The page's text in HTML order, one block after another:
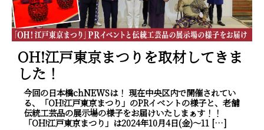
OH!江戸東京まつりを取材してきま
した！
今回の日本橋chNEWSは！ 現在中央区内で開催されてい
る、「OH!江戸東京まつり」のPRイベントの様子と、老舗
伝統工芸品の展示場の様子をお届けいたしまぁす！！
「OH!江戸東京まつり」は2024年10月4日(金)～11 […]